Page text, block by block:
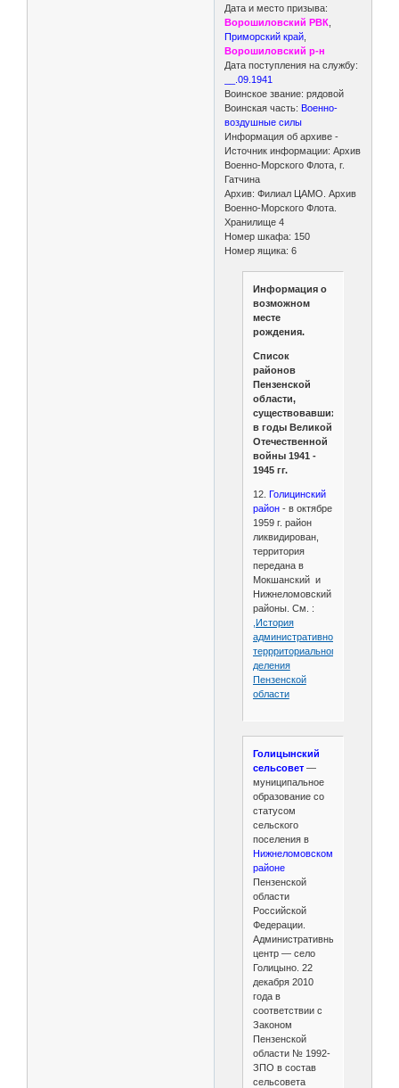
Дата и место призыва:
Ворошиловский РВК
Приморский край
Ворошиловский р-н
Дата поступления на службу:
__.09.1941
Воинское звание: рядовой
Воинская часть: Военно-
воздушные силы
Информация об архиве -
Источник информации: Архив
Военно-Морского Флота, г.
Гатчина
Архив: Филиал ЦАМО. Архив
Военно-Морского Флота.
Хранилище 4
Номер шкафа: 150
Номер ящика: 6
Информация о
возможном
месте
рождения.
Список
районов
Пензенской
области,
существовавших
в годы Великой
Отечественной
войны 1941 -
1945 гг.
12.
Голицинский
район - в октябре
1959 г. район
ликвидирован,
территория
передана в
Мокшанский и
Нижнеломовский
районы. См. :
,История
административно-
террриториального
деления
Пензенской
области
Голицынский
сельсовет—
муниципальное
образование со
статусом
сельского
поселения в
Нижнеломовском
районе
Пензенской
области
Российской
Федерации.
Административный
центр — село
Голицыно. 22
декабря 2010
года в
соответствии с
Законом
Пензенской
области № 1992-
ЗПО в состав
сельсовета